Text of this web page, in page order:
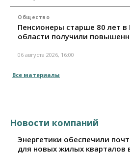
Общество
Пенсионеры старше 80 лет
области получили
06 августа 2026, 16:00
Все материалы
Новости компаний
Энергетики обеспечили
для новых жилых кварталов